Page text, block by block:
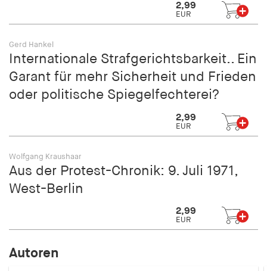
2,99
EUR
Gerd Hankel
Internationale Strafgerichtsbarkeit.. Ein
Garant für mehr Sicherheit und Frieden
oder politische Spiegelfechterei?
2,99
EUR
Wolfgang Kraushaar
Aus der Protest-Chronik: 9. Juli 1971,
West-Berlin
2,99
EUR
Autoren